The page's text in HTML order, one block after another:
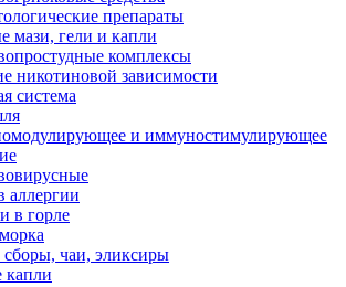
препараты
мази, гели и капли
комплексы
никотиновой зависимости
система
и иммуностимулирующее
аллергии
в горле
чаи, эликсиры